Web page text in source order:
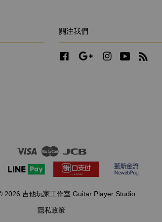
關注我們
Facebook Google InstagramYouTube
Visa Master
2026 吉他玩家工作室 Guitar Player Studio
隱私政策